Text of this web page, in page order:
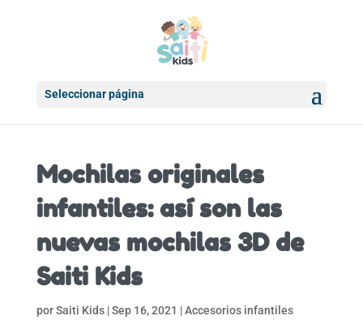
Seleccionar página
Mochilas originales
infantiles: así son las
nuevas mochilas 3D de
Saiti Kids
porSaiti Kids|Sep 16, 2021 |Accesorios infantiles